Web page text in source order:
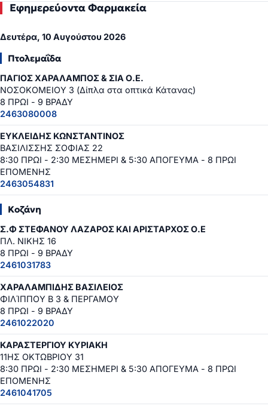
Εφημερεύοντα Φαρμακεία
Δευτέρα, 10 Αυγούστου 2026
Πτολεμαΐδα
ΠΑΓΙΟΣ ΧΑΡΑΛΑΜΠΟΣ & ΣΙΑ Ο.Ε.
ΝΟΣΟΚΟΜΕΙΟΥ 3 (Δίπλα στα οπτικά Κάτανας)
8 ΠΡΩΙ - 9 ΒΡΑΔΥ
2463080008
ΕΥΚΛΕΙΔΗΣ ΚΩΝΣΤΑΝΤΙΝΟΣ
ΒΑΣΙΛΙΣΣΗΣ ΣΟΦΙΑΣ 22
8:30 ΠΡΩΙ - 2:30 ΜΕΣΗΜΕΡΙ & 5:30 ΑΠΟΓΕΥΜΑ - 8 ΠΡΩΙ
ΕΠΟΜΕΝΗΣ
2463054831
Κοζάνη
Σ.Φ ΣΤΕΦΑΝΟΥ ΛΑΖΑΡΟΣ ΚΑΙ ΑΡΙΣΤΑΡΧΟΣ Ο.Ε
ΠΛ. ΝΙΚΗΣ 16
8 ΠΡΩΙ - 9 ΒΡΑΔΥ
2461031783
ΧΑΡΑΛΑΜΠΙΔΗΣ ΒΑΣΙΛΕΙΟΣ
ΦΙΛΊΠΠΟΥ Β 3 & ΠΕΡΓΑΜΟΥ
8 ΠΡΩΙ - 9 ΒΡΑΔΥ
2461022020
ΚΑΡΑΣΤΕΡΓΙΟΥ ΚΥΡΙΑΚΗ
11ΗΣ ΟΚΤΩΒΡΙΟΥ 31
8:30 ΠΡΩΙ - 2:30 ΜΕΣΗΜΕΡΙ & 5:30 ΑΠΟΓΕΥΜΑ - 8 ΠΡΩΙ
ΕΠΟΜΕΝΗΣ
2461041705